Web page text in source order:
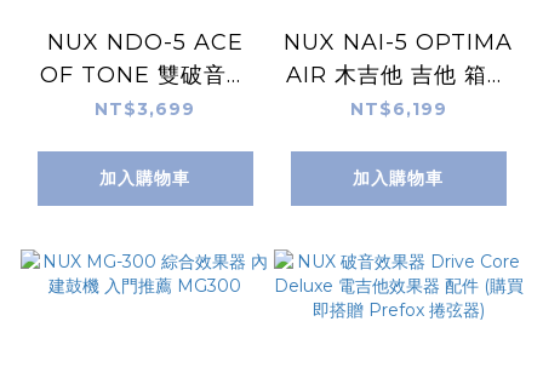
NUX NDO-5 ACE
OF TONE 雙破音單
顆效果器 可切換
NT$3,699
加入購物車
NUX NAI-5 OPTIMA
AIR 木吉他 吉他 箱體
模擬 前置放大 增益 效
NT$6,199
加入購物車